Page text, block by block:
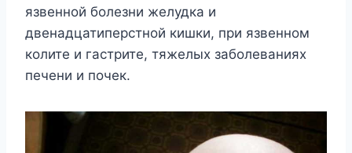
язвенной болезни желудка и
двенадцатиперстной кишки, при язвенном
колите и гастрите, тяжелых заболеваниях
печени и почек.